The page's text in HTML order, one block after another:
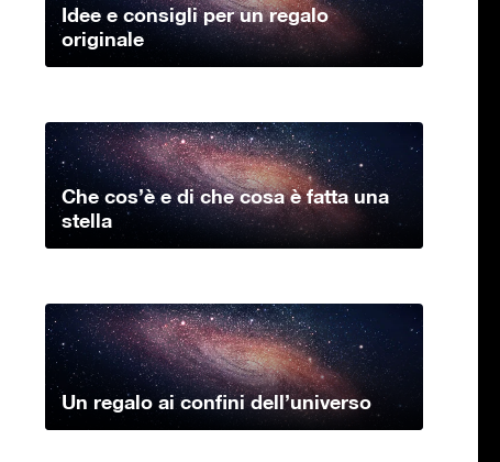
Idee e consigli per un regalo
originale
Che cos’è e di che cosa è fatta una
stella
Un regalo ai confini dell’universo